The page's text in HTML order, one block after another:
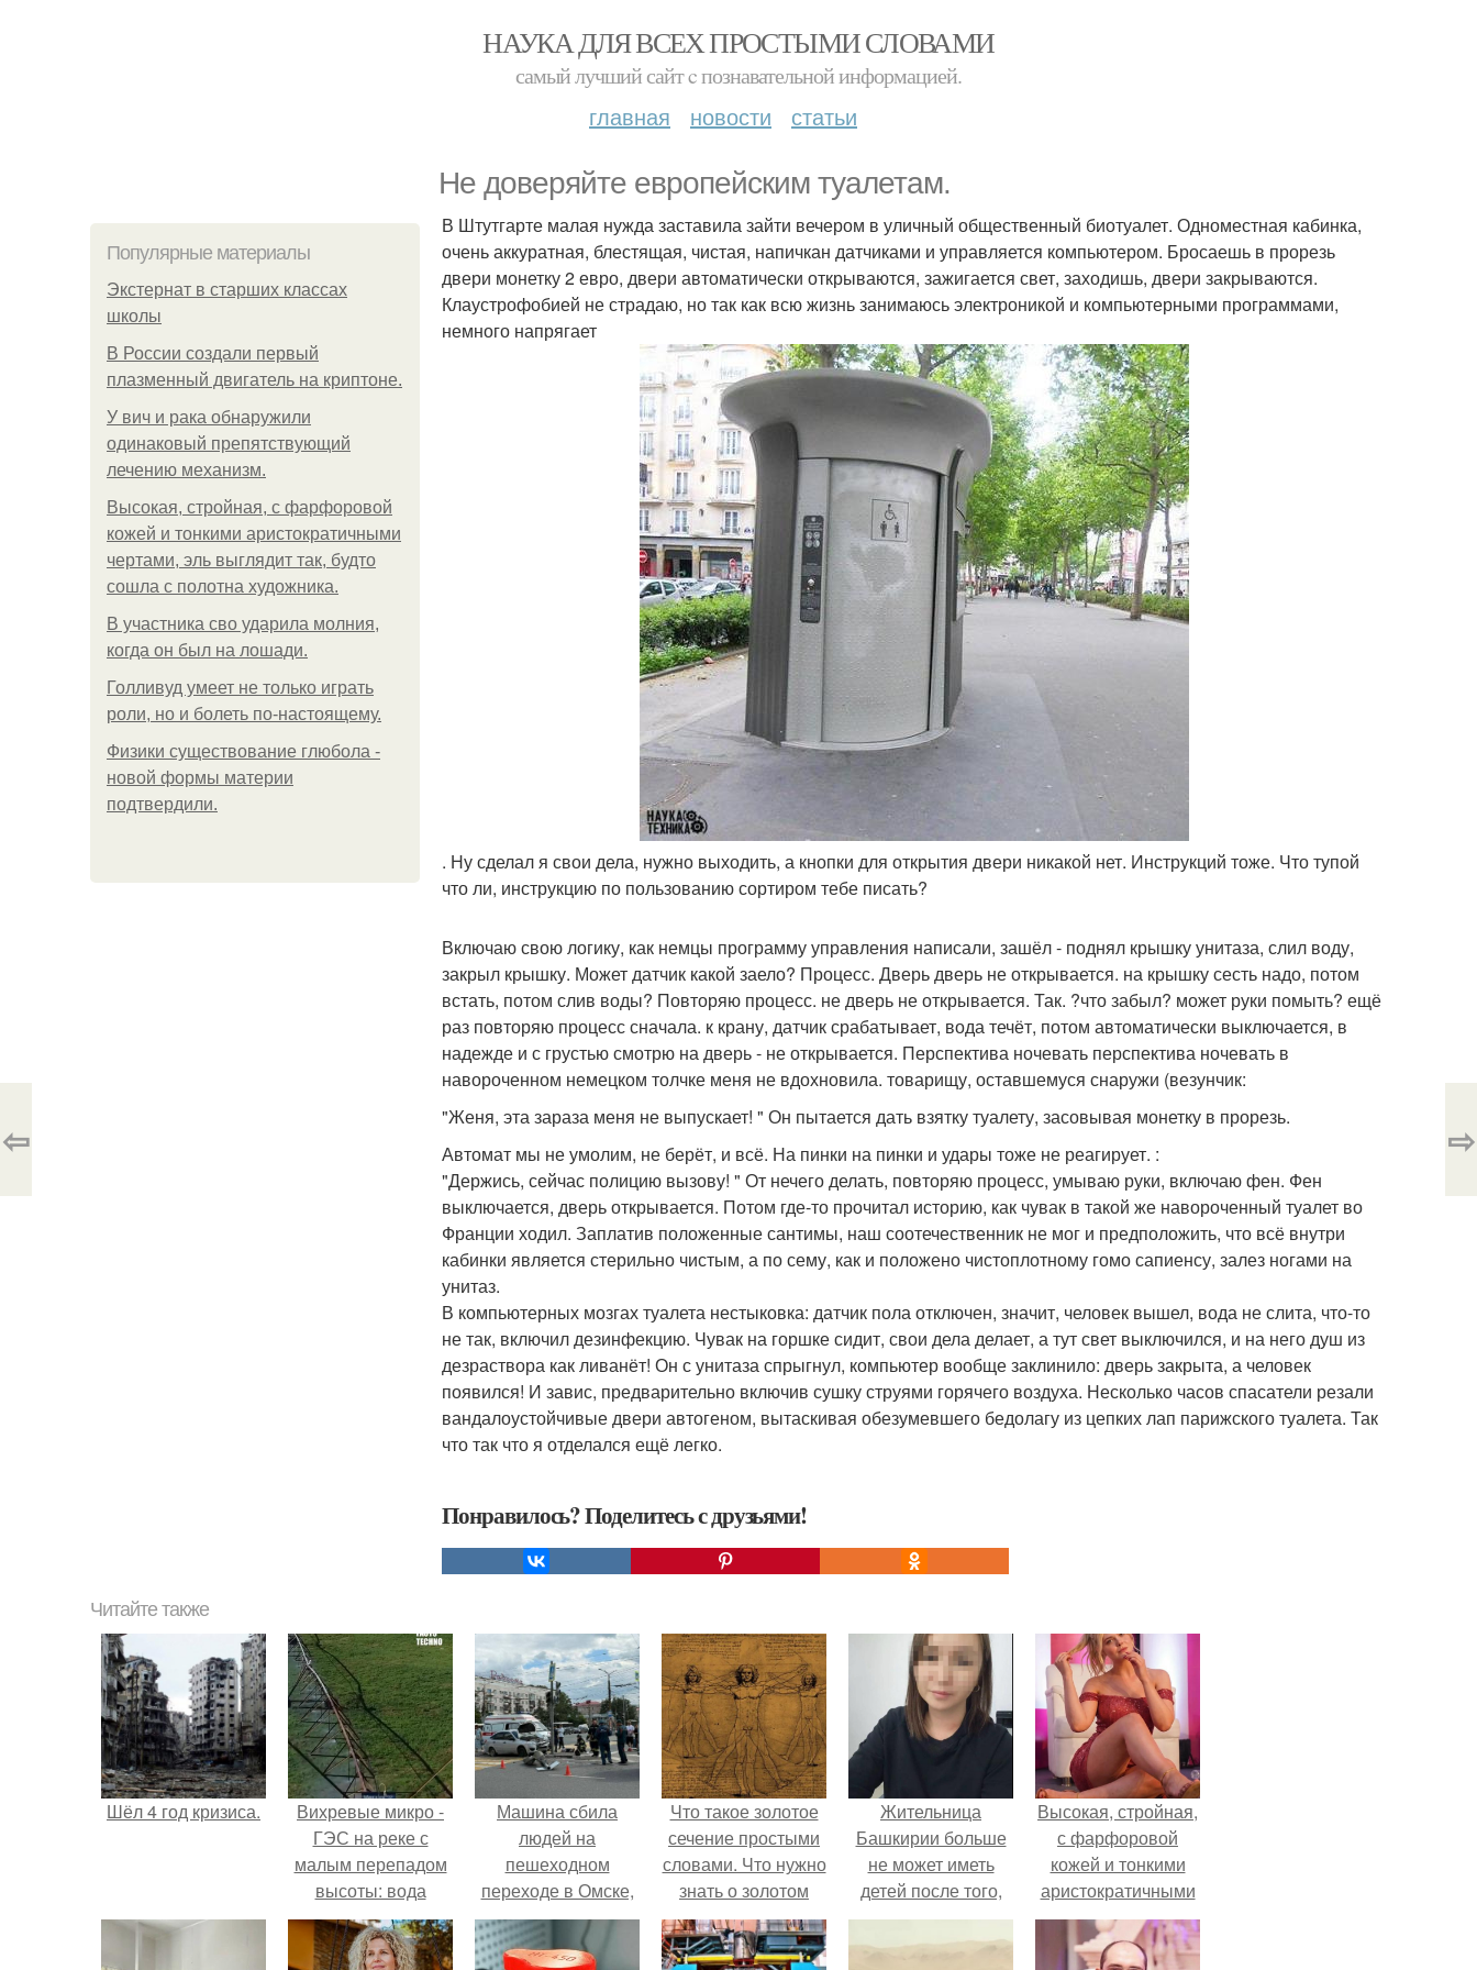
НАУКА ДЛЯ ВСЕХ ПРОСТЫМИ СЛОВАМИ
самый лучший сайт c познавательной информацией.
главная новости статьи
Не доверяйте европейским туалетам.
Популярные материалы
Экстернат в старших классах
школы
В России создали первый
плазменный двигатель на криптоне.
У вич и рака обнаружили
одинаковый препятствующий
лечению механизм.
Высокая, стройная, с фарфоровой
кожей и тонкими аристократичными
чертами, эль выглядит так, будто
сошла с полотна художника.
В участника сво ударила молния,
когда он был на лошади.
Голливуд умеет не только играть
роли, но и болеть по-настоящему.
Физики существование глюбола -
новой формы материи
подтвердили.
В Штутгарте малая нужда заставила зайти вечером в уличный общественный биотуалет. Одноместная кабинка,
очень аккуратная, блестящая, чистая, напичкан датчиками и управляется компьютером. Бросаешь в прорезь
двери монетку 2 евро, двери автоматически открываются, зажигается свет, заходишь, двери закрываются.
Клаустрофобией не страдаю, но так как всю жизнь занимаюсь электроникой и компьютерными программами,
немного напрягает
. Ну сделал я свои дела, нужно выходить, а кнопки для открытия двери никакой нет. Инструкций тоже. Что тупой
что ли, инструкцию по пользованию сортиром тебе писать?
Включаю свою логику, как немцы программу управления написали, зашёл - поднял крышку унитаза, слил воду,
закрыл крышку. Может датчик какой заело? Процесс. Дверь дверь не открывается. на крышку сесть надо, потом
встать, потом слив воды? Повторяю процесс. не дверь не открывается. Так. ?что забыл? может руки помыть? ещё
раз повторяю процесс сначала. к крану, датчик срабатывает, вода течёт, потом автоматически выключается, в
надежде и с грустью смотрю на дверь - не открывается. Перспектива ночевать перспектива ночевать в
навороченном немецком толчке меня не вдохновила. товарищу, оставшемуся снаружи (везунчик:
"Женя, эта зараза меня не выпускает! " Он пытается дать взятку туалету, засовывая монетку в прорезь.
Автомат мы не умолим, не берёт, и всё. На пинки на пинки и удары тоже не реагирует. :
"Держись, сейчас полицию вызову! " От нечего делать, повторяю процесс, умываю руки, включаю фен. Фен
выключается, дверь открывается. Потом где-то прочитал историю, как чувак в такой же навороченный туалет во
Франции ходил. Заплатив положенные сантимы, наш соотечественник не мог и предположить, что всё внутри
кабинки является стерильно чистым, а по сему, как и положено чистоплотному гомо сапиенсу, залез ногами на
унитаз.
В компьютерных мозгах туалета нестыковка: датчик пола отключен, значит, человек вышел, вода не слита, что-то
не так, включил дезинфекцию. Чувак на горшке сидит, свои дела делает, а тут свет выключился, и на него душ из
дезраствора как ливанёт! Он с унитаза спрыгнул, компьютер вообще заклинило: дверь закрыта, а человек
появился! И завис, предварительно включив сушку струями горячего воздуха. Несколько часов спасатели резали
вандалоустойчивые двери автогеном, вытаскивая обезумевшего бедолагу из цепких лап парижского туалета. Так
что так что я отделался ещё легко.
Понравилось? Поделитесь с друзьями!
⇦ ⇨
Читайте также
Шёл 4 год кризиса.
Вихревые микро -
ГЭС на реке с
малым перепадом
высоты: вода
закручивается в
бетонной камере и
Машина сбила
людей на
пешеходном
переходе в Омске,
пострадали 8
человек.
Что такое золотое
сечение простыми
словами. Что нужно
знать о золотом
сечении.
Жительница
Башкирии больше
не может иметь
детей после того,
как медики сделали
ей аборт на шестом
Высокая, стройная,
с фарфоровой
кожей и тонкими
аристократичными
чертами, эль
выглядит так, будто